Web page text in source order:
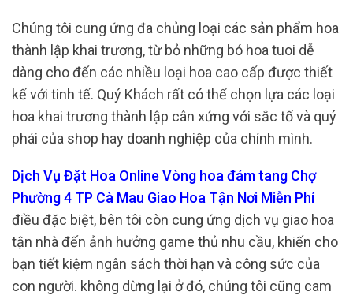
Chúng tôi cung ứng đa chủng loại các sản phẩm hoa
thành lập khai trương, từ bỏ những bó hoa tuoi dễ
dàng cho đến các nhiều loại hoa cao cấp được thiết
kế với tinh tế. Quý Khách rất có thể chọn lựa các loại
hoa khai trương thành lập cân xứng với sắc tố và quý
phái của shop hay doanh nghiệp của chính mình.
Dịch Vụ Đặt Hoa Online Vòng hoa đám tang Chợ
Phường 4 TP Cà Mau Giao Hoa Tận Nơi Miễn Phí
điều đặc biệt, bên tôi còn cung ứng dịch vụ giao hoa
tận nhà đến ảnh hưởng game thủ nhu cầu, khiến cho
bạn tiết kiệm ngân sách thời hạn và công sức của
con người. không dừng lại ở đó, chúng tôi cũng cam